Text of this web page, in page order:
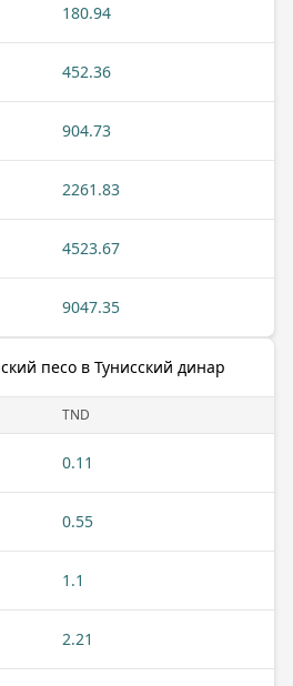
180.94
452.36
904.73
2261.83
4523.67
9047.35
песо в Тунисский динар
TND
0.11
0.55
1.1
2.21